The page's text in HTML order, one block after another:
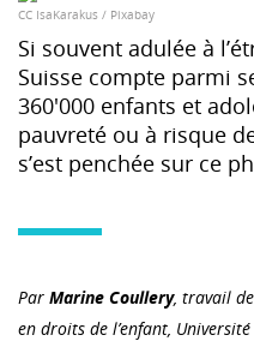
CC IsaKarakus / Pixabay
Si souvent adulée à
Suisse compte parmi
360'000 enfants et
pauvreté ou à risque
s’est penchée sur ce
Par Marine Coullery, travail
en droits de l’enfant, Université